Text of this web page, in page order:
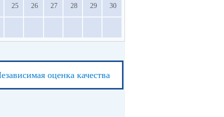
25 26 27 28 29 30
оценка качества